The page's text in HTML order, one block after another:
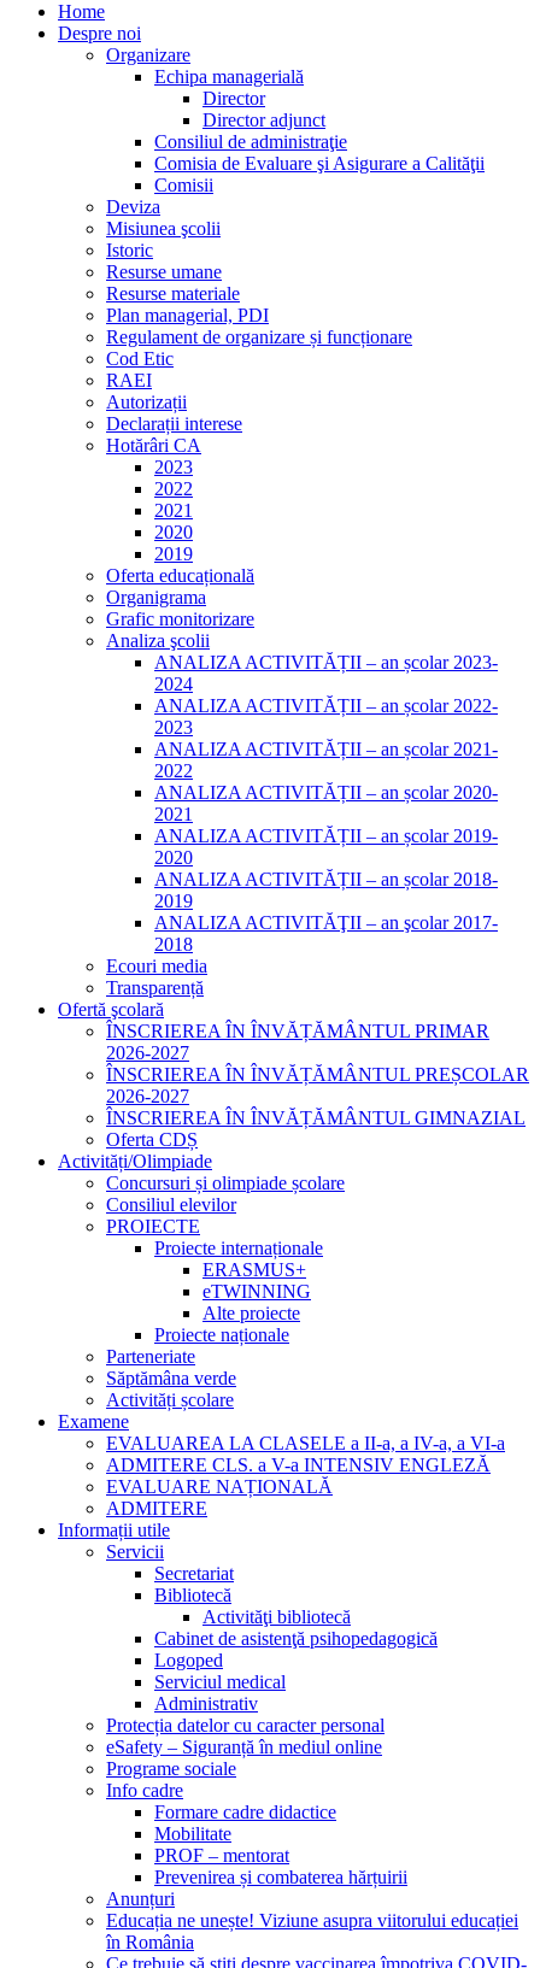
Home
Despre noi
Organizare
Echipa managerială
Director
Director adjunct
Consiliul de administraţie
Comisia de Evaluare şi Asigurare a Calităţii
Comisii
Deviza
Misiunea şcolii
Istoric
Resurse umane
Resurse materiale
Plan managerial, PDI
Regulament de organizare și funcționare
Cod Etic
RAEI
Autorizații
Declarații interese
Hotărâri CA
2023
2022
2021
2020
2019
Oferta educațională
Organigrama
Grafic monitorizare
Analiza şcolii
ANALIZA ACTIVITĂȚII – an școlar 2023-
2024
ANALIZA ACTIVITĂȚII – an școlar 2022-
2023
ANALIZA ACTIVITĂȚII – an școlar 2021-
2022
ANALIZA ACTIVITĂȚII – an școlar 2020-
2021
ANALIZA ACTIVITĂȚII – an școlar 2019-
2020
ANALIZA ACTIVITĂȚII – an școlar 2018-
2019
ANALIZA ACTIVITĂŢII – an şcolar 2017-
2018
Ecouri media
Transparență
Ofertă şcolară
ÎNSCRIEREA ÎN ÎNVĂȚĂMÂNTUL PRIMAR
2026-2027
ÎNSCRIEREA ÎN ÎNVĂȚĂMÂNTUL PREȘCOLAR
2026-2027
ÎNSCRIEREA ÎN ÎNVĂȚĂMÂNTUL GIMNAZIAL
Oferta CDȘ
Activități/Olimpiade
Concursuri și olimpiade școlare
Consiliul elevilor
PROIECTE
Proiecte internaționale
ERASMUS+
eTWINNING
Alte proiecte
Proiecte naționale
Parteneriate
Săptămâna verde
Activități școlare
Examene
EVALUAREA LA CLASELE a II-a, a IV-a, a VI-a
ADMITERE CLS. a V-a INTENSIV ENGLEZĂ
EVALUARE NAȚIONALĂ
ADMITERE
Informații utile
Servicii
Secretariat
Bibliotecă
Activităţi bibliotecă
Cabinet de asistenţă psihopedagogică
Logoped
Serviciul medical
Administrativ
Protecția datelor cu caracter personal
eSafety – Siguranță în mediul online
Programe sociale
Info cadre
Formare cadre didactice
Mobilitate
PROF – mentorat
Prevenirea și combaterea hărțuirii
Anunțuri
Educația ne unește! Viziune asupra viitorului educației
în România
Ce trebuie să știți despre vaccinarea împotriva COVID-